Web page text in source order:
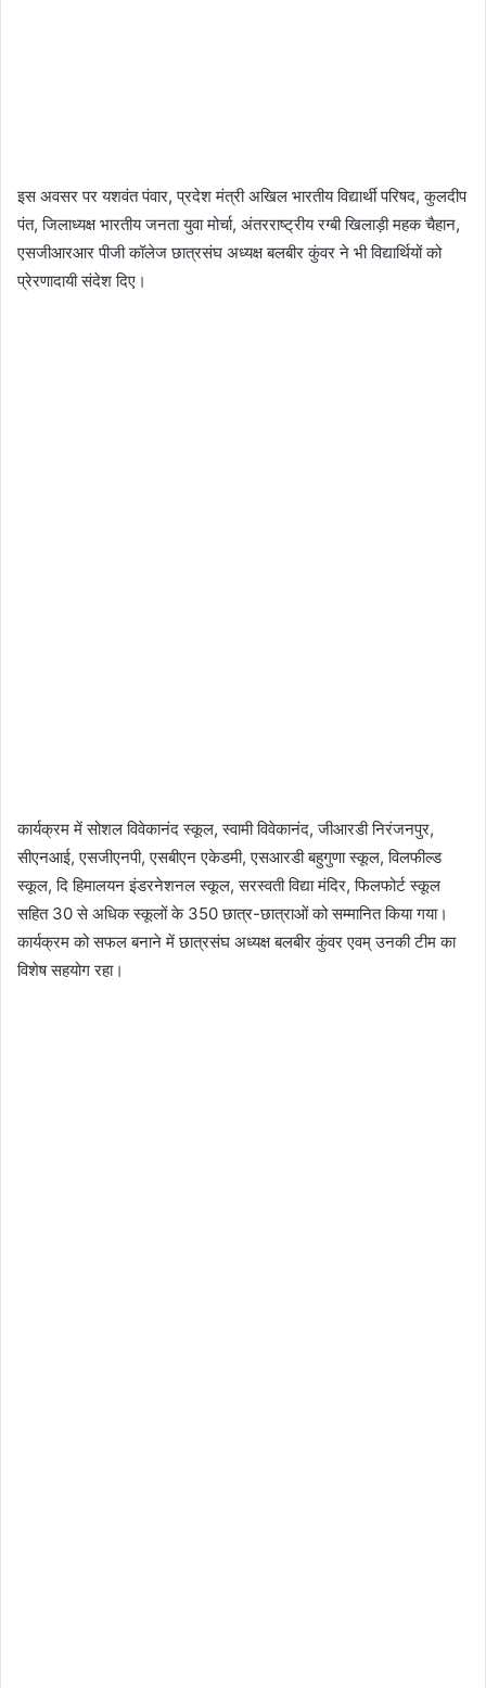
इस अवसर पर यशवंत पंवार, प्रदेश मंत्री अखिल भारतीय विद्यार्थी परिषद, कुलदीप
पंत, जिलाध्यक्ष भारतीय जनता युवा मोर्चा, अंतरराष्ट्रीय रग्बी खिलाड़ी महक चैहान,
एसजीआरआर पीजी कॉलेज छात्रसंघ अध्यक्ष बलबीर कुंवर ने भी विद्यार्थियों को
प्रेरणादायी संदेश दिए।
कार्यक्रम में सोशल विवेकानंद स्कूल, स्वामी विवेकानंद, जीआरडी निरंजनपुर,
सीएनआई, एसजीएनपी, एसबीएन एकेडमी, एसआरडी बहुगुणा स्कूल, विलफील्ड
स्कूल, दि हिमालयन इंडरनेशनल स्कूल, सरस्वती विद्या मंदिर, फिलफोर्ट स्कूल
सहित 30 से अधिक स्कूलों के 350 छात्र-छात्राओं को सम्मानित किया गया।
कार्यक्रम को सफल बनाने में छात्रसंघ अध्यक्ष बलबीर कुंवर एवम् उनकी टीम का
विशेष सहयोग रहा।